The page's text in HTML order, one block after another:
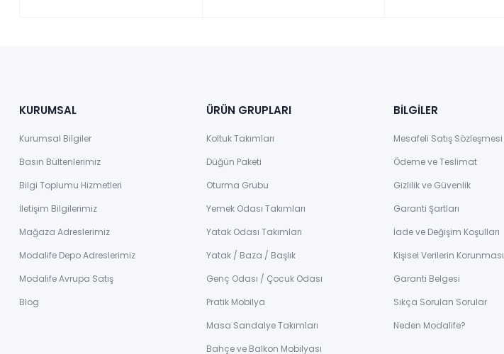
KURUMSAL
Kurumsal Bilgiler
Basın Bültenlerimiz
Bilgi Toplumu Hizmetleri
İletişim Bilgilerimiz
Mağaza Adreslerimiz
Modalife Depo Adreslerimiz
Modalife Avrupa Satış
Blog
ÜRÜN GRUPLARI
Koltuk Takımları
Düğün Paketi
Oturma Grubu
Yemek Odası Takımları
Yatak Odası Takımları
Yatak / Baza / Başlık
Genç Odası / Çocuk Odası
Pratik Mobilya
Masa Sandalye Takımları
Bahçe ve Balkon Mobilyası
BİLGİLER
Mesafeli Satış Sözleşmesi
Ödeme ve Teslimat
Gizlilik ve Güvenlik
Garanti Şartları
İade ve Değişim Koşulları
Kişisel Verilerin Korunması
Garanti Belgesi
Sıkça Sorulan Sorular
Neden Modalife?